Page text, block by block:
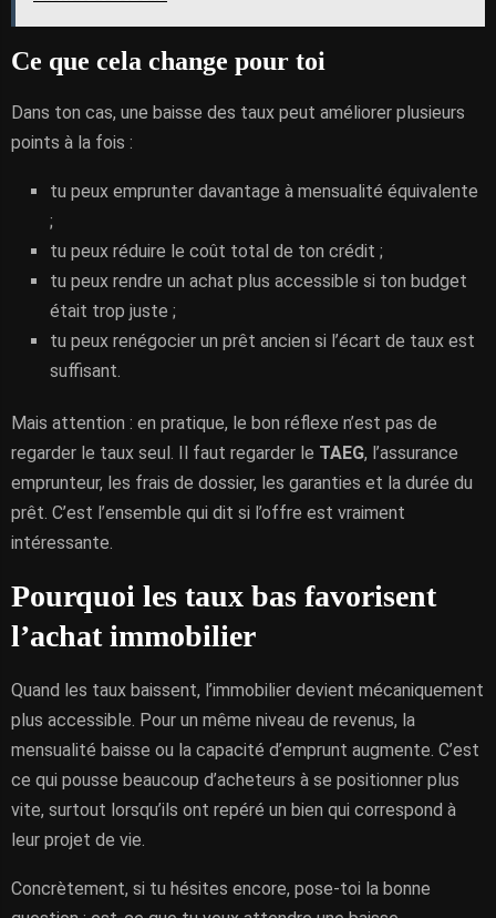
Ce que cela change pour toi
Dans ton cas, une baisse des taux peut améliorer plusieurs
points à la fois :
tu peux emprunter davantage à mensualité équivalente
;
tu peux réduire le coût total de ton crédit ;
tu peux rendre un achat plus accessible si ton budget
était trop juste ;
tu peux renégocier un prêt ancien si l’écart de taux est
suffisant.
Mais attention : en pratique, le bon réflexe n’est pas de
regarder le taux seul. Il faut regarder le TAEG, l’assurance
emprunteur, les frais de dossier, les garanties et la durée du
prêt. C’est l’ensemble qui dit si l’offre est vraiment
intéressante.
Pourquoi les taux bas favorisent
l’achat immobilier
Quand les taux baissent, l’immobilier devient mécaniquement
plus accessible. Pour un même niveau de revenus, la
mensualité baisse ou la capacité d’emprunt augmente. C’est
ce qui pousse beaucoup d’acheteurs à se positionner plus
vite, surtout lorsqu’ils ont repéré un bien qui correspond à
leur projet de vie.
Concrètement, si tu hésites encore, pose-toi la bonne